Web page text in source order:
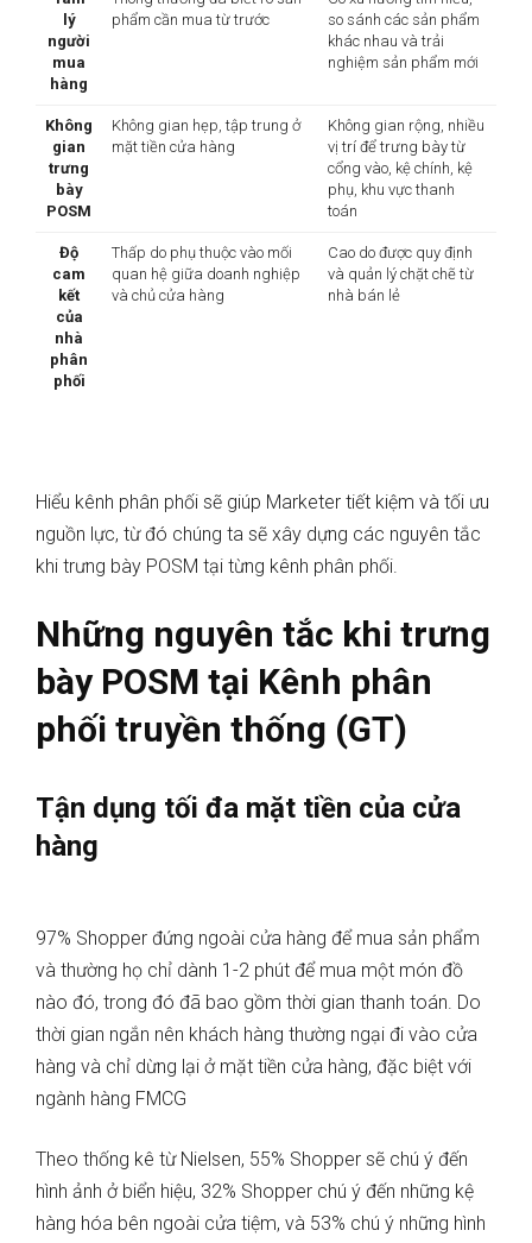
lý
người
mua
hàng
phẩm cần mua từ trước
so sánh các sản phẩm
khác nhau và trải
nghiệm sản phẩm mới
Không
gian
trưng
bày
POSM
Không gian hẹp, tập trung ở
mặt tiền cửa hàng
Không gian rộng, nhiều
vị trí để trưng bày từ
cổng vào, kệ chính, kệ
phụ, khu vực thanh
toán
Độ
cam
kết
của
nhà
phân
phối
Thấp do phụ thuộc vào mối
quan hệ giữa doanh nghiệp
và chủ cửa hàng
Cao do được quy định
và quản lý chặt chẽ từ
nhà bán lẻ
Hiểu kênh phân phối sẽ giúp Marketer tiết kiệm và tối ưu
nguồn lực, từ đó chúng ta sẽ xây dựng các nguyên tắc
khi trưng bày POSM tại từng kênh phân phối.
Những nguyên tắc khi trưng
bày POSM tại Kênh phân
phối truyền thống (GT)
Tận dụng tối đa mặt tiền của cửa
hàng
97% Shopper đứng ngoài cửa hàng để mua sản phẩm
và thường họ chỉ dành 1-2 phút để mua một món đồ
nào đó, trong đó đã bao gồm thời gian thanh toán. Do
thời gian ngắn nên khách hàng thường ngại đi vào cửa
hàng và chỉ dừng lại ở mặt tiền cửa hàng, đặc biệt với
ngành hàng FMCG
Theo thống kê từ Nielsen, 55% Shopper sẽ chú ý đến
hình ảnh ở biển hiệu, 32% Shopper chú ý đến những kệ
hàng hóa bên ngoài cửa tiệm, và 53% chú ý những hình